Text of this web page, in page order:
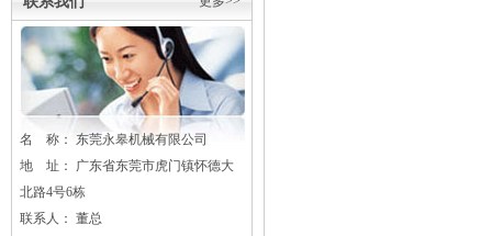
名 称： 东莞永皋机械有限公司
地 址： 广东省东莞市虎门镇怀德大
北路4号6栋
联系人： 董总